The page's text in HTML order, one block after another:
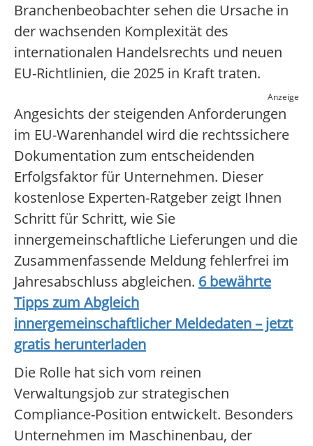
Branchenbeobachter sehen die Ursache in
der wachsenden Komplexität des
internationalen Handelsrechts und neuen
EU-Richtlinien, die 2025 in Kraft traten.
Anzeige
Angesichts der steigenden Anforderungen
im EU-Warenhandel wird die rechtssichere
Dokumentation zum entscheidenden
Erfolgsfaktor für Unternehmen. Dieser
kostenlose Experten-Ratgeber zeigt Ihnen
Schritt für Schritt, wie Sie
innergemeinschaftliche Lieferungen und die
Zusammenfassende Meldung fehlerfrei im
Jahresabschluss abgleichen. 6 bewährte
Tipps zum Abgleich
innergemeinschaftlicher Meldedaten – jetzt
gratis herunterladen
Die Rolle hat sich vom reinen
Verwaltungsjob zur strategischen
Compliance-Position entwickelt. Besonders
Unternehmen im Maschinenbau, der